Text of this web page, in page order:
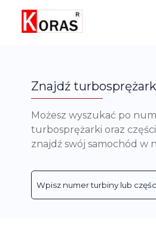
Znajdź
Możesz wyszukać po
turbosprężarki oraz
znajdź swój samochód w